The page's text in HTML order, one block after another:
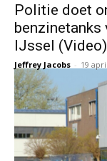
Politie doet
benzinetanks
IJssel (Video)
Jeffrey Jacobs - 19